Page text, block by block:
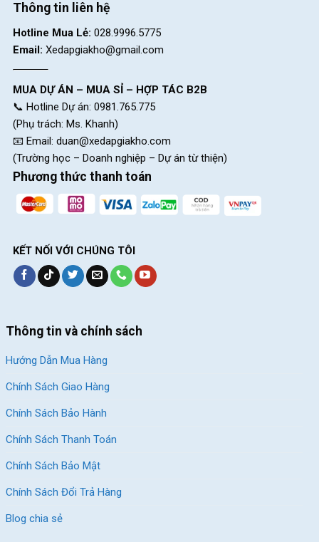
Thông tin liên hệ
Hotline Mua Lẻ: 028.9996.5775
Email: Xedapgiakho@gmail.com
MUA DỰ ÁN – MUA SỈ – HỢP TÁC B2B
📞 Hotline Dự án: 0981.765.775
(Phụ trách: Ms. Khanh)
📧 Email: duan@xedapgiakho.com
(Trường học – Doanh nghiệp – Dự án từ thiện)
Phương thức thanh toán
KẾT NỐI VỚI CHÚNG TÔI
Thông tin và chính sách
Hướng Dẫn Mua Hàng
Chính Sách Giao Hàng
Chính Sách Bảo Hành
Chính Sách Thanh Toán
Chính Sách Bảo Mật
Chính Sách Đổi Trả Hàng
Blog chia sẻ